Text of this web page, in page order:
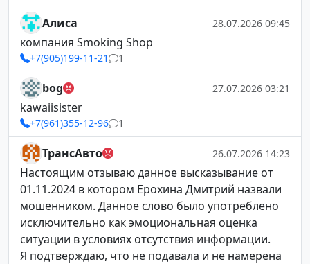
Алиса 28.07.2026 09:45
компания Smoking Shop
+7(905)199-11-21 1
bog 27.07.2026 03:21
kawaiisister
+7(961)355-12-96 1
ТрансАвто 26.07.2026 14:23
Настоящим отзываю данное высказывание от
01.11.2024 в котором Ерохина Дмитрий назвали
мошенником. Данное слово было употреблено
исключительно как эмоциональная оценка
ситуации в условиях отсутствия информации.
Я подтверждаю, что не подавала и не намерена